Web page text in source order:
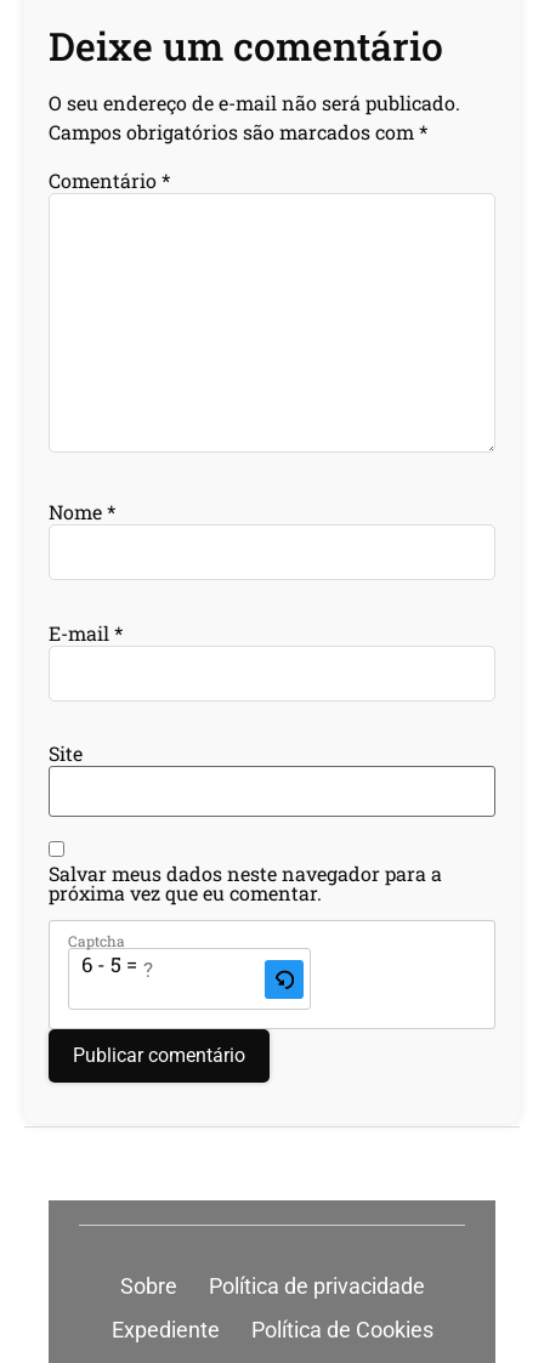
Deixe um comentário
O seu endereço de e-mail não será publicado.
Campos obrigatórios são marcados com *
Comentário*
Nome*
E-mail *
Site
Salvar meus dados neste navegador para a
próxima vez que eu comentar.
Captcha
6 - 5 = ?
Sobre
Política de privacidade
Expediente
Política de Cookies